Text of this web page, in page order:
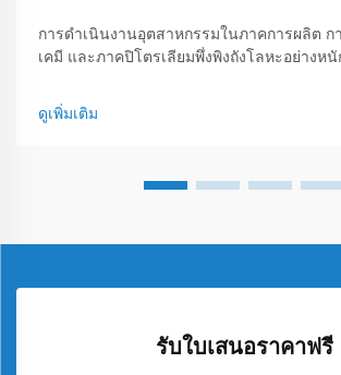
การดำเนินงานอุตสาหกรรมในภาคการผลิต ก
เคมี และภาคปิโตรเลียมพึ่งพิงถังโลหะอย่างหนั
ต่อเนื่องกับองค์ประกอบที่กัดกร่อน ´ซึ่งอาจทำใ
หายต่อ...
ดูเพิ่มเติม
รับใบเสนอราคาฟรี